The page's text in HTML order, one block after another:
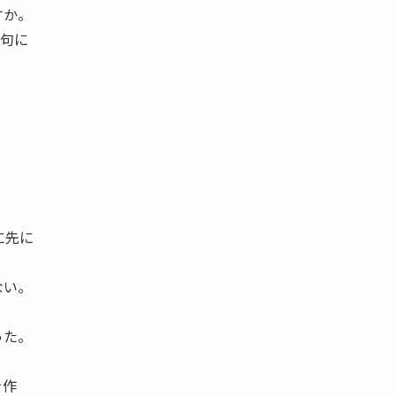
。
に
先に
。
。